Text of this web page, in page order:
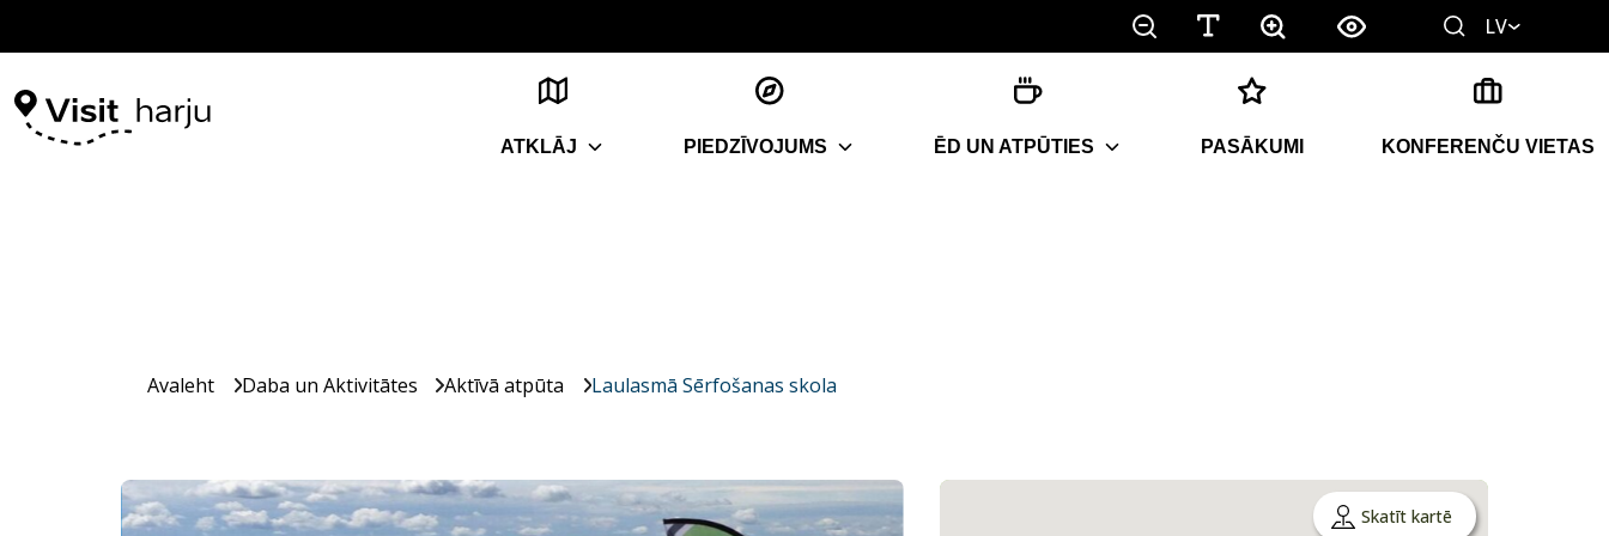
LV
ATKLĀJ PIEDZĪVOJUMS ĒD UN ATPŪTIES PASĀKUMI KONFERENČU VIETAS
Avaleht Daba un Aktivitātes Aktīvā atpūta Laulasmā Sērfošanas skola
Skatīt kartē